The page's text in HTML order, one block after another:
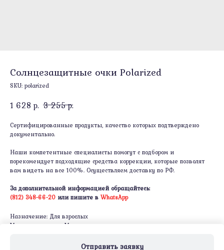
Солнцезащитные очки Polarized
SKU: polarized
1 628 р. 3 255р.
Отправить заявку
Сертифицированные продукты, качество которых подтверждено
документально.
Наши компетентные специалисты помогут с подбором и
порекомендует подходящие средства коррекции, которые позволят
вам видеть на все 100%. Осуществляем доставку по РФ.
За дополнительной информацией обращайтесь:
(812) 348-66-20 или пишите в WhatsApp
Назначение: Для взрослых
Материал оправы: Металл